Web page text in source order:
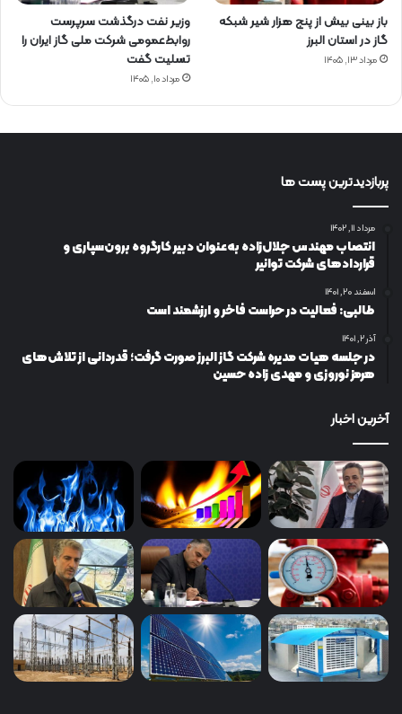
باز بینی بیش از پنج هزار شیر شبکه
گاز در استان البرز
مرداد ۱۳, ۱۴۰۵
وزیر نفت درگذشت سرپرست
روابط‌عمومی شرکت ملی گاز ایران را
تسلیت گفت
مرداد ۱۰, ۱۴۰۵
پربازدیدترین پست ها
مرداد ۱۱, ۱۴۰۲
انتصاب مهندس جلال‌زاده به‌عنوان دبیر كارگروه برون‌سپاری و
قراردادهای شركت توانیر
اسفند ۲۰, ۱۴۰۱
طالبی: فعالیت در حراست فاخر و ارزشمند است
آذر ۲, ۱۴۰۱
در جلسه هیات مدیره شرکت گاز البرز صورت گرفت؛ قدردانی از تلاش‌های
هرمز نوروزی و مهدی زاده حسین
آخرین اخبار